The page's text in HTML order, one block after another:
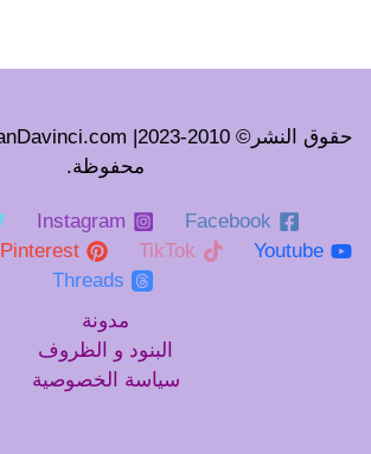
محفوظة.
Facebook
Instagram
Youtube
TikTok
Pinterest
Threads
مدونة
البنود و الظروف
سياسة الخصوصية